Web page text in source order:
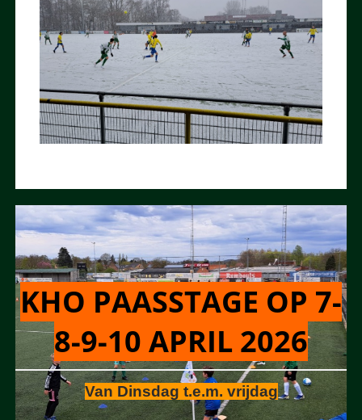
KHO PAASSTAGE OP 7-
8-9-10 APRIL 2026
Van Dinsdag t.e.m. vrijdag